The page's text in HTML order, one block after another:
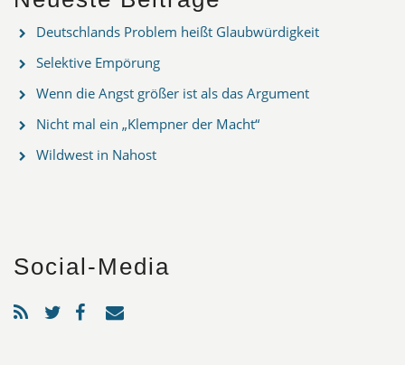
Deutschlands Problem heißt Glaubwürdigkeit
Selektive Empörung
Wenn die Angst größer ist als das Argument
Nicht mal ein „Klempner der Macht“
Wildwest in Nahost
Social-Media